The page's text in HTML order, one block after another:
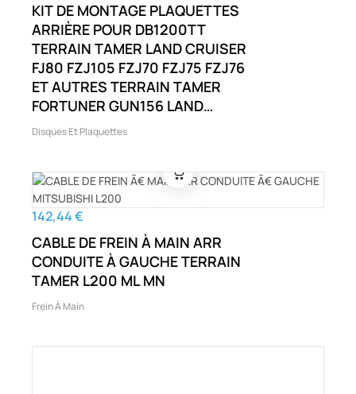
KIT DE MONTAGE PLAQUETTES
ARRIÈRE POUR DB1200TT
TERRAIN TAMER LAND CRUISER
FJ80 FZJ105 FZJ70 FZJ75 FZJ76
ET AUTRES TERRAIN TAMER
FORTUNER GUN156 LAND
CRUISER FJ80 FZJ105 FZJ70
FZJ75 ET AUTRES
Disques Et Plaquettes
142,44 €
CABLE DE FREIN À MAIN ARR
CONDUITE À GAUCHE TERRAIN
TAMER L200 ML MN
Frein À Main